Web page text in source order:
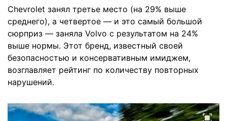
Chevrolet занял третье место (на 29% выше
среднего), а четвертое — и это самый большой
сюрприз — заняла Volvo с результатом на 24%
выше нормы. Этот бренд, известный своей
безопасностью и консервативным имиджем,
возглавляет рейтинг по количеству повторных
нарушений.